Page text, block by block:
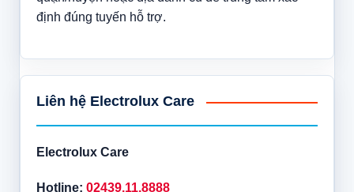
định đúng tuyến hỗ trợ.
Liên hệ Electrolux Care
Electrolux Care
Hotline: 02439.11.8888